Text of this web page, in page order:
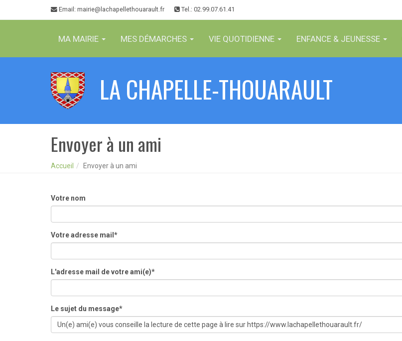
Email : mairie@lachapellethouarault.fr Tel.: 02.99.07.61.41
MA MAIRIE MES DÉMARCHES VIE QUOTIDIENNE ENFANCE & JEUNESSE
LA CHAPELLE-THOUARAULT
Envoyer à un ami
Accueil Envoyer à un ami
Votre nom
Votre adresse mail*
L'adresse mail de votre ami(e)*
Le sujet du message*
Panneau de gestion des cookies